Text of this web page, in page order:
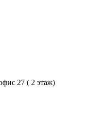
27 ( 2 этаж)